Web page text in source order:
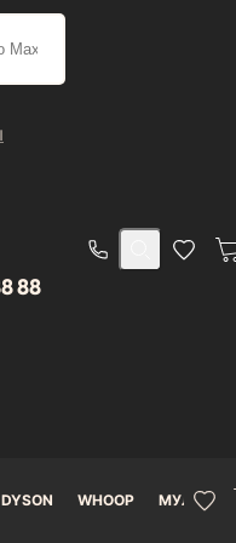
88
DYSON WHOOP
/
Detect Total / 7
Total / 7